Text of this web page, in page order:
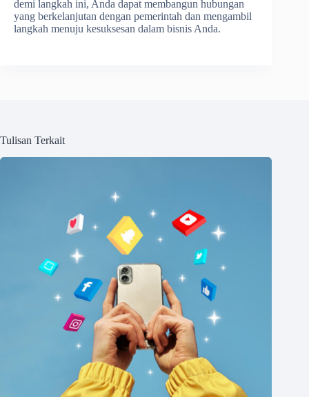
demi langkah ini, Anda dapat membangun hubungan
yang berkelanjutan dengan pemerintah dan mengambil
langkah menuju kesuksesan dalam bisnis Anda.
Tulisan Terkait